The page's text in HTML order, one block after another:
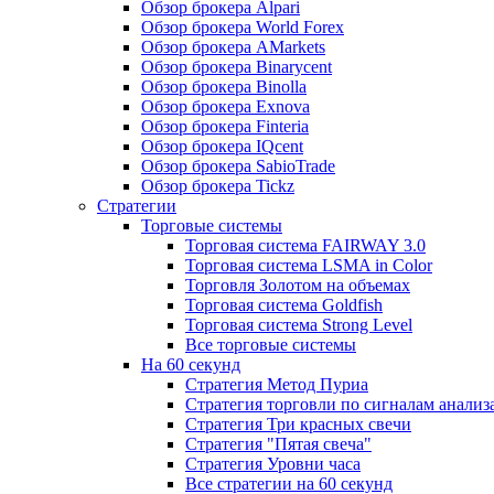
Обзор брокера Alpari
Обзор брокера World Forex
Обзор брокера AMarkets
Обзор брокера Binarycent
Обзор брокера Binolla
Обзор брокера Exnova
Обзор брокера Finteria
Обзор брокера IQcent
Обзор брокера SabioTrade
Обзор брокера Tickz
Стратегии
Торговые системы
Торговая система FAIRWAY 3.0
Торговая система LSMA in Color
Торговля Золотом на объемах
Торговая система Goldfish
Торговая система Strong Level
Все торговые системы
На 60 секунд
Стратегия Метод Пуриа
Стратегия торговли по сигналам
Стратегия Три красных свечи
Стратегия "Пятая свеча"
Стратегия Уровни часа
Все стратегии на 60 секунд